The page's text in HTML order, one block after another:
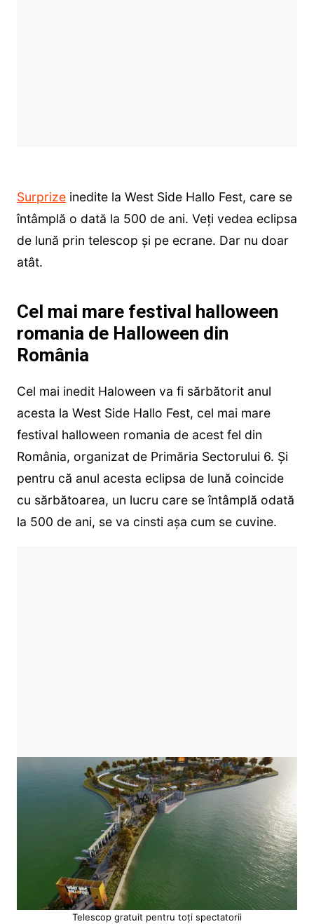
Surprizeinedite la West Side Hallo Fest, care se
întâmplă o dată la 500 de ani. Veți vedea eclipsa
de lună prin telescop și pe ecrane. Dar nu doar
atât.
Cel mai mare festival halloween
romania de Halloween din
România
Cel mai inedit Haloween va fi sărbătorit anul
acesta la West Side Hallo Fest, cel mai mare
festival halloween romania de acest fel din
România, organizat de Primăria Sectorului 6. Și
pentru că anul acesta eclipsa de lună coincide
cu sărbătoarea, un lucru care se întâmplă odată
la 500 de ani, se va cinsti așa cum se cuvine.
Telescop gratuit pentru toți spectatorii